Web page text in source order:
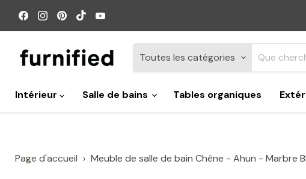
Retrouvez-
nous
sur
Retrouvez-
nous
sur
Retrouvez-
nous
sur
Retrouvez-
nous
sur sur
YouTube
Toutes les catégories
Intérieur Salle de bains Tables organiques
Page d'accueil Meuble de salle de bain Chêne - Ahun - Marbre